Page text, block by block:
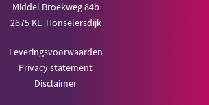
Middel Broekweg 84b
2675 KE Honselersdijk
Leveringsvoorwaarden
Privacy statement
Disclaimer